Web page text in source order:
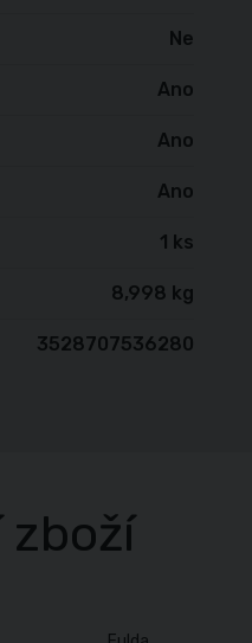
Ne
Ano
Ano
Ano
1 ks
8,998 kg
3528707536280
zboží